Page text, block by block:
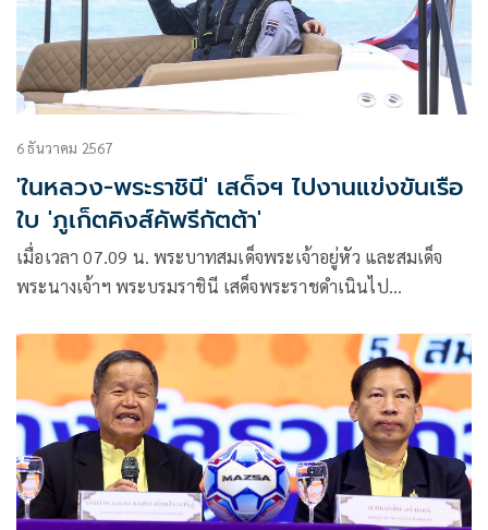
6 ธันวาคม 2567
'ในหลวง-พระราชินี' เสด็จฯ ไปงานแข่งขันเรือ
ใบ 'ภูเก็ตคิงส์คัพรีกัตต้า'
เมื่อเวลา 07.09 น. พระบาทสมเด็จพระเจ้าอยู่หัว และสมเด็จ
พระนางเจ้าฯ พระบรมราชินี เสด็จพระราชดำเนินไป